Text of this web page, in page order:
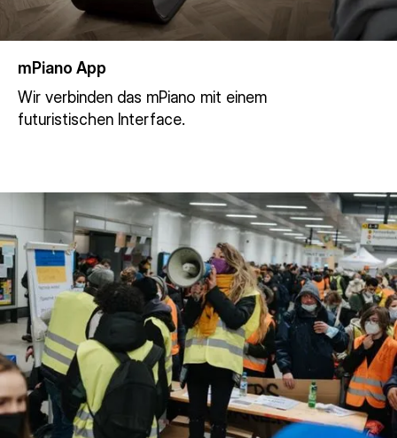
mPiano App
Wir verbinden das mPiano mit einem
futuristischen Interface.